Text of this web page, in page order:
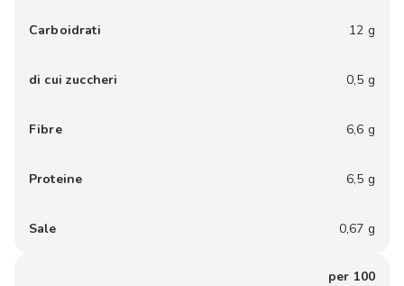
Carboidrati 12 g
di cui zuccheri 0,5 g
Fibre 6,6 g
Proteine 6,5 g
Sale 0,67 g
per 100